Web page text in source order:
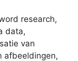
research,
data,
van
afbeeldingen,